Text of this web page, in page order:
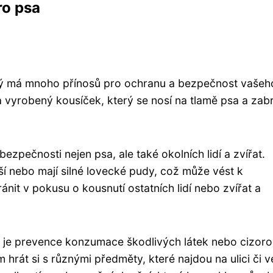
psa
mnoho přínosů pro ochranu a bezpečnost
kousíček, který se nosí na tlamě psa a
nejen psa, ale také okolních lidí a zvířat.
nebo mají silné lovecké pudy, což může vést k
v pokusu o kousnutí ostatních lidí nebo zvířat a
prevence konzumace škodlivých látek nebo
hrát si s různými předměty, které najdou na ulici či